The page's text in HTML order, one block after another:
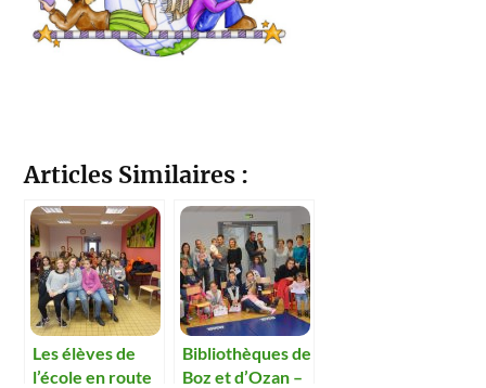
Articles Similaires :
Les élèves de
l’école en route
Bibliothèques de
Boz et d’Ozan –